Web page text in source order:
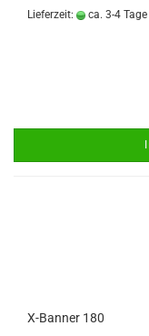
Lieferzeit: ca. 3-4 Tage
X-Banner 180